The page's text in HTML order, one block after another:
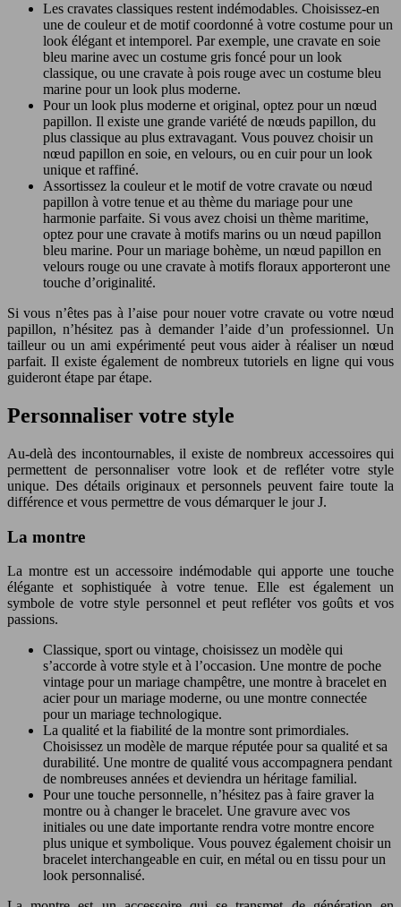
Les cravates classiques restent indémodables. Choisissez-en
une de couleur et de motif coordonné à votre costume pour un
look élégant et intemporel. Par exemple, une cravate en soie
bleu marine avec un costume gris foncé pour un look
classique, ou une cravate à pois rouge avec un costume bleu
marine pour un look plus moderne.
Pour un look plus moderne et original, optez pour un nœud
papillon. Il existe une grande variété de nœuds papillon, du
plus classique au plus extravagant. Vous pouvez choisir un
nœud papillon en soie, en velours, ou en cuir pour un look
unique et raffiné.
Assortissez la couleur et le motif de votre cravate ou nœud
papillon à votre tenue et au thème du mariage pour une
harmonie parfaite. Si vous avez choisi un thème maritime,
optez pour une cravate à motifs marins ou un nœud papillon
bleu marine. Pour un mariage bohème, un nœud papillon en
velours rouge ou une cravate à motifs floraux apporteront une
touche d’originalité.
Si vous n’êtes pas à l’aise pour nouer votre cravate ou votre nœud
papillon, n’hésitez pas à demander l’aide d’un professionnel. Un
tailleur ou un ami expérimenté peut vous aider à réaliser un nœud
parfait. Il existe également de nombreux tutoriels en ligne qui vous
guideront étape par étape.
Personnaliser votre style
Au-delà des incontournables, il existe de nombreux accessoires qui
permettent de personnaliser votre look et de refléter votre style
unique. Des détails originaux et personnels peuvent faire toute la
différence et vous permettre de vous démarquer le jour J.
La montre
La montre est un accessoire indémodable qui apporte une touche
élégante et sophistiquée à votre tenue. Elle est également un
symbole de votre style personnel et peut refléter vos goûts et vos
passions.
Classique, sport ou vintage, choisissez un modèle qui
s’accorde à votre style et à l’occasion. Une montre de poche
vintage pour un mariage champêtre, une montre à bracelet en
acier pour un mariage moderne, ou une montre connectée
pour un mariage technologique.
La qualité et la fiabilité de la montre sont primordiales.
Choisissez un modèle de marque réputée pour sa qualité et sa
durabilité. Une montre de qualité vous accompagnera pendant
de nombreuses années et deviendra un héritage familial.
Pour une touche personnelle, n’hésitez pas à faire graver la
montre ou à changer le bracelet. Une gravure avec vos
initiales ou une date importante rendra votre montre encore
plus unique et symbolique. Vous pouvez également choisir un
bracelet interchangeable en cuir, en métal ou en tissu pour un
look personnalisé.